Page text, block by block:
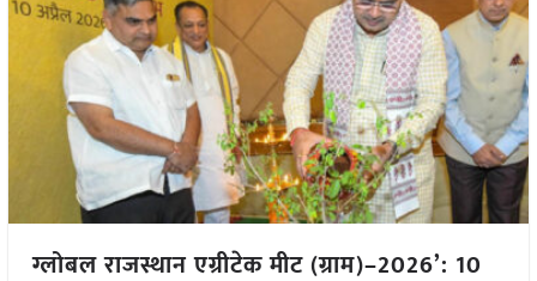
ग्लोबल राजस्थान एग्रीटेक मीट (ग्राम)–2026’: 10